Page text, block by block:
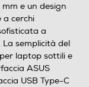
e un design
a cerchi
a
La semplicità del
laptop sottili e
ASUS
USB Type-C